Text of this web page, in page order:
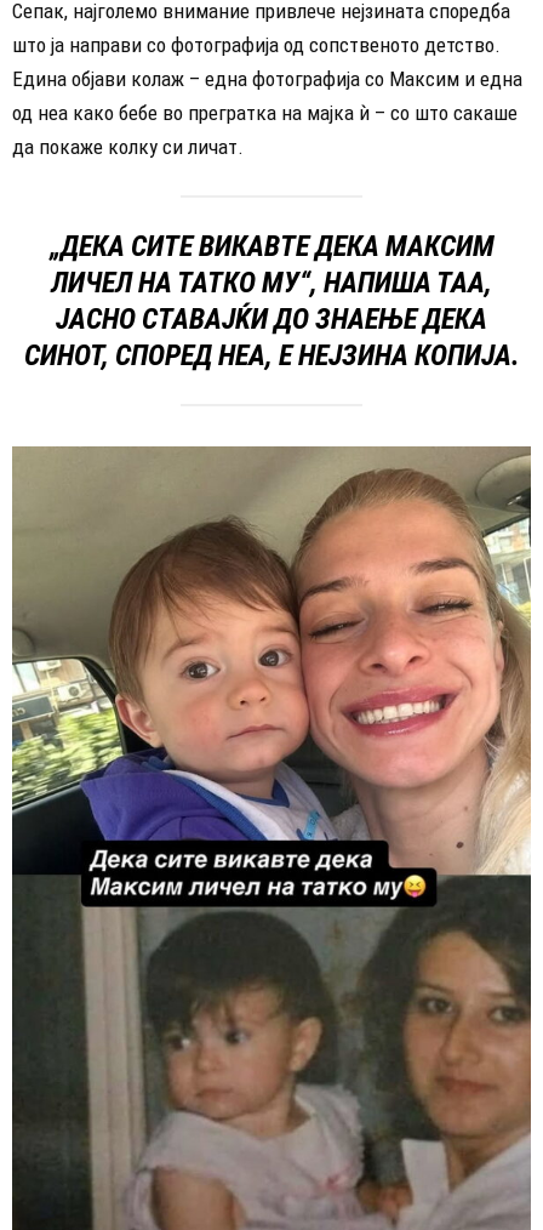
Сепак, најголемо внимание привлече нејзината споредба
што ја направи со фотографија од сопственото детство.
Едина објави колаж – една фотографија со Максим и една
од неа како бебе во прегратка на мајка ѝ – со што сакаше
да покаже колку си личат.
„ДЕКА СИТЕ ВИКАВТЕ ДЕКА МАКСИМ
ЛИЧЕЛ НА ТАТКО МУ“, НАПИША ТАА,
ЈАСНО СТАВАЈЌИ ДО ЗНАЕЊЕ ДЕКА
СИНОТ, СПОРЕД НЕА, Е НЕЈЗИНА КОПИЈА.